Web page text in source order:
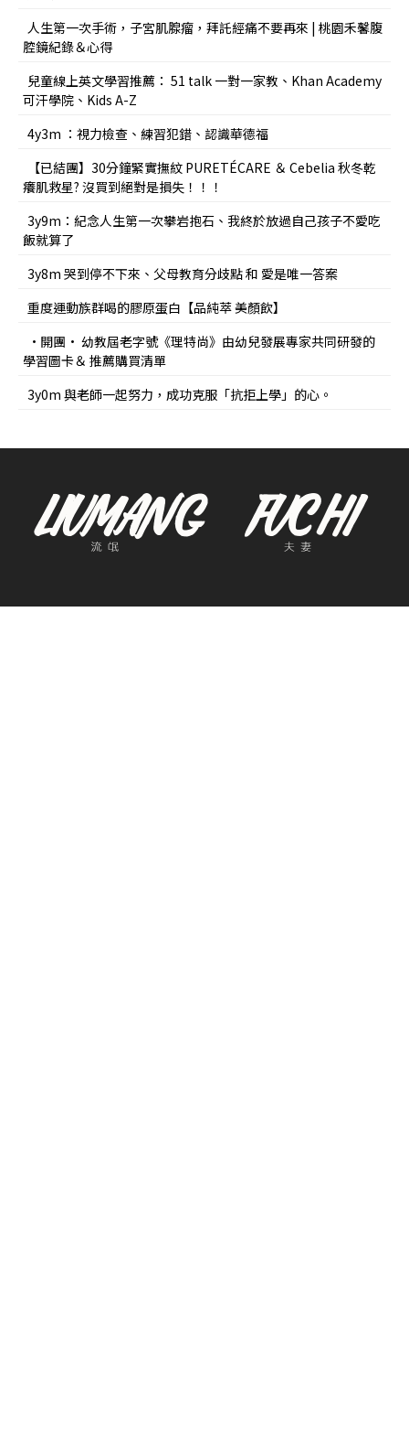
人生第一次手術，子宮肌腺瘤，拜託經痛不要再來 | 桃園禾馨腹
腔鏡紀錄＆心得
兒童線上英文學習推薦： 51 talk 一對一家教、Khan Academy
可汗學院、Kids A-Z
4y3m ：視力檢查、練習犯錯、認識華德福
【已結團】30分鐘緊實撫紋 PURETÉCARE ＆ Cebelia 秋冬乾
癢肌救星? 沒買到絕對是損失！！！
3y9m：紀念人生第一次攀岩抱石、我終於放過自己孩子不愛吃
飯就算了
3y8m 哭到停不下來、父母教育分歧點 和 愛是唯一答案
重度運動族群喝的膠原蛋白【品純萃 美顏飲】
•開團• 幼教屆老字號《理特尚》由幼兒發展專家共同研發的
學習圖卡＆ 推薦購買清單
3y0m 與老師一起努力，成功克服「抗拒上學」的心。